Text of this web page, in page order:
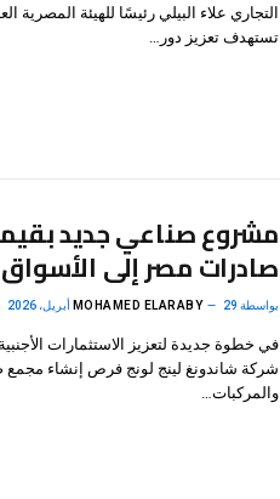
التجاري علاء البيلي رئيسًا للهيئة
تستهدف تعزيز دور…
صادرات مصر إلى الأسواق
بواسطة MOHAMED ELARABY 29 أبريل، 2026
في خطوة جديدة لتعزيز الاستثمارات
شركة شاندونغ لينج لونج فرص إنشاء
والمركبات…